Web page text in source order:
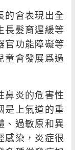
會表現出全
長髮育遲緩等
官功能障礙等
童會發展爲過
炎的危害性
是上氣道的重
、過敏原和異
感染，炎症很